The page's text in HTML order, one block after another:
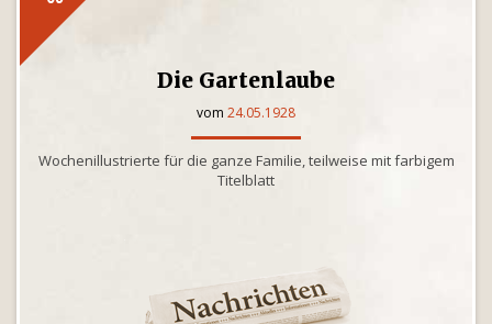
Die Gartenlaube
vom 24.05.1928
Wochenillustrierte für die ganze Familie, teilweise mit farbigem
Titelblatt